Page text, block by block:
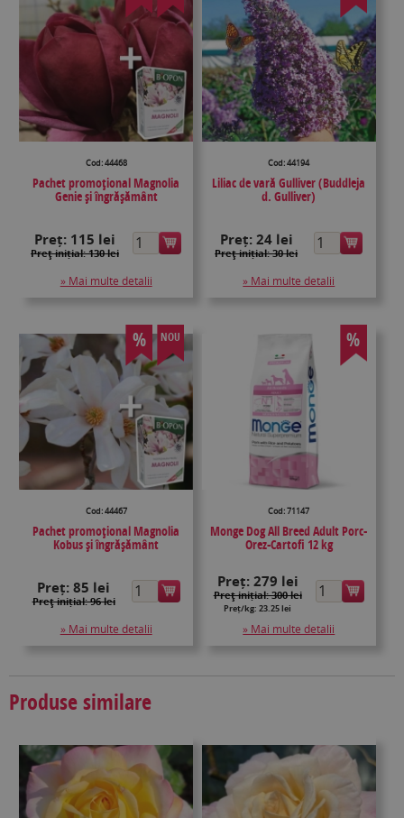
Cod: 44468
Pachet promoțional Magnolia
Genie și îngrășământ
Preț: 115 lei
Preţ inițial: 130 lei
» Mai multe detalii
Cod: 44194
Liliac de vară Gulliver (Buddleja
d. Gulliver)
Preț: 24 lei
Preţ inițial: 30 lei
» Mai multe detalii
% NOU
Cod: 44467
Pachet promoțional Magnolia
Kobus și îngrășământ
Preț:85 lei
Preţ inițial: 96 lei
» Mai multe detalii
%
Cod: 71147
Monge Dog All Breed Adult Porc-
Orez-Cartofi 12 kg
Preț: 279 lei
Preţ inițial: 300 lei
Preț/kg: 23.25 lei
» Mai multe detalii
Produse similare